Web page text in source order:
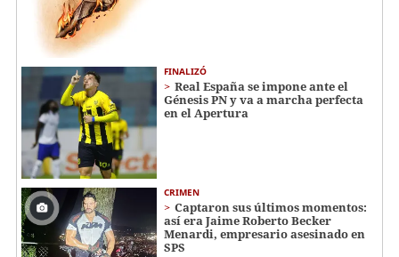
FINALIZÓ
Real España se impone ante el
Génesis PN y va a marcha perfecta
en el Apertura
CRIMEN
Captaron sus últimos momentos:
así era Jaime Roberto Becker
Menardi​​​, empresario asesinado en
SPS